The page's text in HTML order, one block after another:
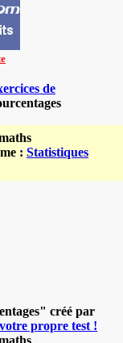
de
: Statistiques
créé par
propre test !